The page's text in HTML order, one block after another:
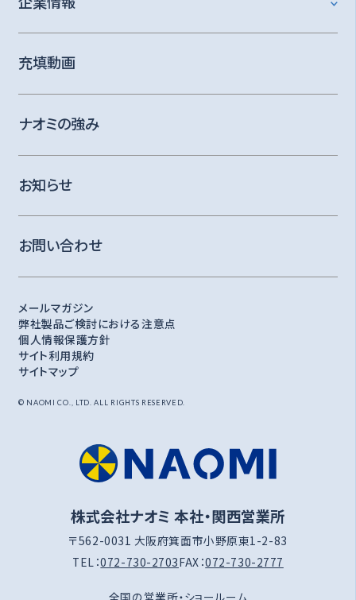
充填動画
ナオミの強み
お知らせ
お問い合わせ
メールマガジン
弊社製品ご検討における注意点
個人情報保護方針
サイト利用規約
サイトマップ
© NAOMI CO., LTD. ALL RIGHTS RESERVED.
株式会社ナオミ 本社・関西営業所
〒562-0031 大阪府箕面市小野原東1-2-83
TEL：072-730-2703FAX：072-730-2777
全国の営業所・ショールーム